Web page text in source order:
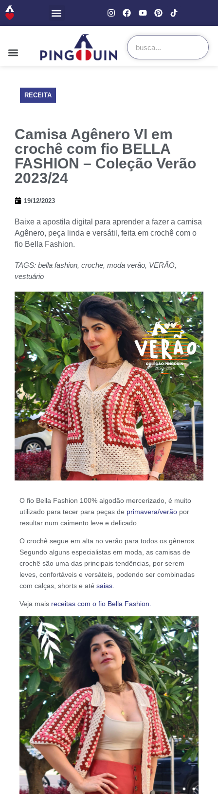
RECEITA
Camisa Agênero VI em
crochê com fio BELLA
FASHION – Coleção Verão
2023/24
19/12/2023
Baixe a apostila digital para aprender a fazer a camisa
Agênero, peça linda e versátil, feita em crochê com o
fio Bella Fashion.
TAGS: bella fashion, croche, moda verão, VERÃO,
vestuário
O fio Bella Fashion 100% algodão mercerizado, é muito
utilizado para tecer para peças de primavera/verão por
resultar num caimento leve e delicado.
O crochê segue em alta no verão para todos os gêneros.
Segundo alguns especialistas em moda, as camisas de
crochê são uma das principais tendências, por serem
leves, confortáveis e versáteis, podendo ser combinadas
com calças, shorts e até saias
Veja mais receitas com o fio Bella Fashion.